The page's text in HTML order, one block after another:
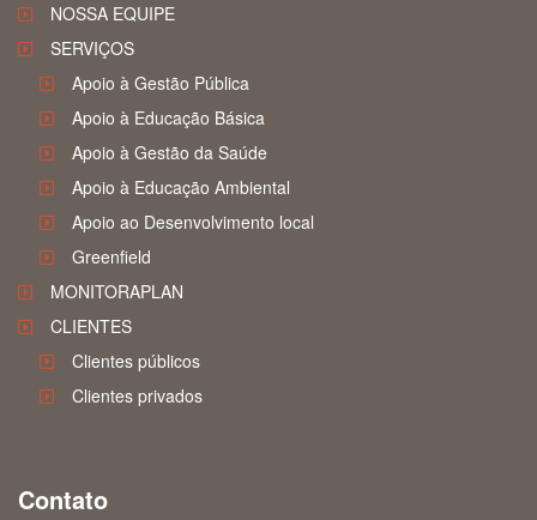
NOSSA EQUIPE
SERVIÇOS
Apoio à Gestão Pública
Apoio à Educação Básica
Apoio à Gestão da Saúde
Apoio à Educação Ambiental
Apoio ao Desenvolvimento local
Greenfield
MONITORAPLAN
CLIENTES
Clientes públicos
Clientes privados
Contato